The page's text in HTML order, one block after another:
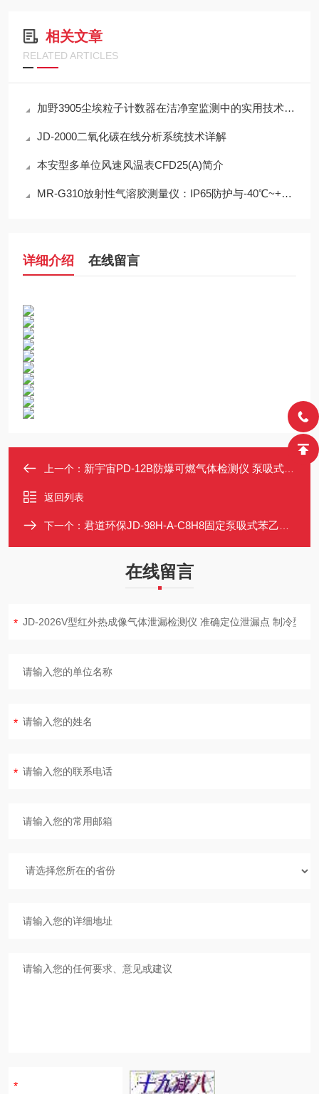
相关文章
RELATED ARTICLES
加野3905尘埃粒子计数器在洁净室监测中的实用技术解析
JD-2000二氧化碳在线分析系统技术详解
本安型多单位风速风温表CFD25(A)简介
MR-G310放射性气溶胶测量仪：IP65防护与-40℃~+50℃宽温工作能力
详细介绍 在线留言
上一个： 新宇宙PD-12B防爆可燃气体检测仪 泵吸式带浓度显示 磁棒校准4-20mA
返回列表
下一个： 君道环保JD-98H-A-C8H8固定泵吸式苯乙烯检测仪2
在线留言